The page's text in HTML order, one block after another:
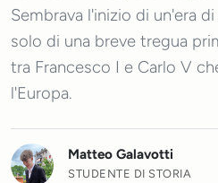
Sembrava l'inizio di un'era
solo di una breve tregua
tra Francesco I e Carlo V
l'Europa.
Matteo Galavotti
STUDENTE DI STORIA